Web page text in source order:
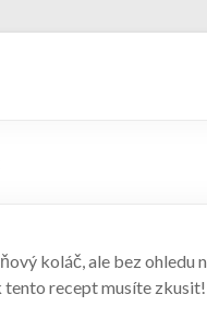
koláč, ale bez ohledu
recept musíte zkusit!